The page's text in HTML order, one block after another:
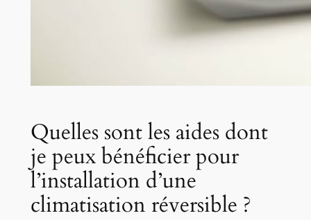
Quelles sont les aides dont
je peux bénéficier pour
l’installation d’une
climatisation réversible ?